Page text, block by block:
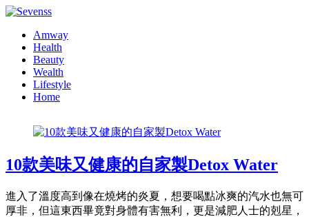
Amway
Health
Beauty
Wealth
Lifestyle
Home
10款美味又健康的自家製Detox Water
進入了溫度高到像在燒烤的炎夏，想要喝點冰爽的汽水也無可
厚非，但這東西畢竟對身體有害無利，更是減肥人士的剋星，